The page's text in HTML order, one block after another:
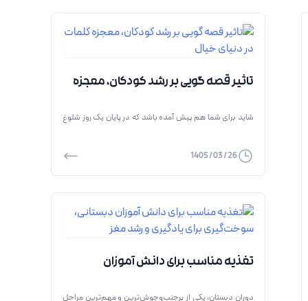
تاثیر قصه گویی بر رشد کودکان، معجزه
شاید برای شما هم پیش آمده باشد که در پایان یک روز شلوغ
آرام برایش قصه بخوانید. در آن لحظات که چشمان کودک با
هیجان به دهان شما دوخته شده و در دنیای قهرمان‌های
26 / 03 / 1405
تغذیه مناسب برای دانش آموزان
دوران دبستان، یکی از پرجنب‌وجوش‌ترین و مهم‌ترین مراحل